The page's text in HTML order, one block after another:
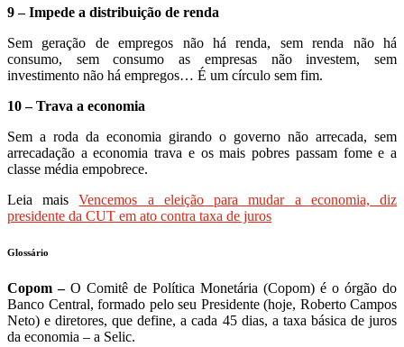
9 – Impede a distribuição de renda
Sem geração de empregos não há renda, sem renda não há
consumo, sem consumo as empresas não investem, sem
investimento não há empregos… É um círculo sem fim.
10 – Trava a economia
Sem a roda da economia girando o governo não arrecada, sem
arrecadação a economia trava e os mais pobres passam fome e a
classe média empobrece.
Leia maisVencemos a eleição para mudar a economia, diz
presidente da CUT em ato contra taxa de juros
Glossário
Copom – O Comitê de Política Monetária (Copom) é o órgão do
Banco Central, formado pelo seu Presidente (hoje, Roberto Campos
Neto) e diretores, que define, a cada 45 dias, a taxa básica de juros
da economia – a Selic.